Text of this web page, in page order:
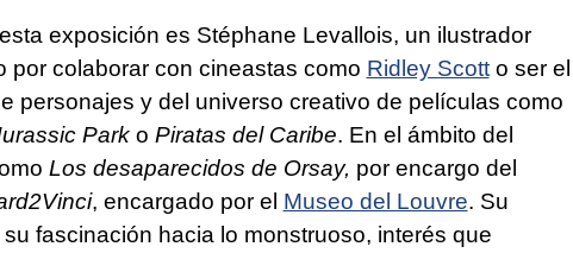
exposición es Stéphane Levallois, un ilustrador
por colaborar con cineastas como Ridley Scotto ser el
personajes y del universo creativo de películas como
Parko Piratas del Caribe. En el ámbito del
Los desaparecidos de Orsay, por encargo del
, encargado por el Museo del Louvre. Su
fascinación hacia lo monstruoso, interés que